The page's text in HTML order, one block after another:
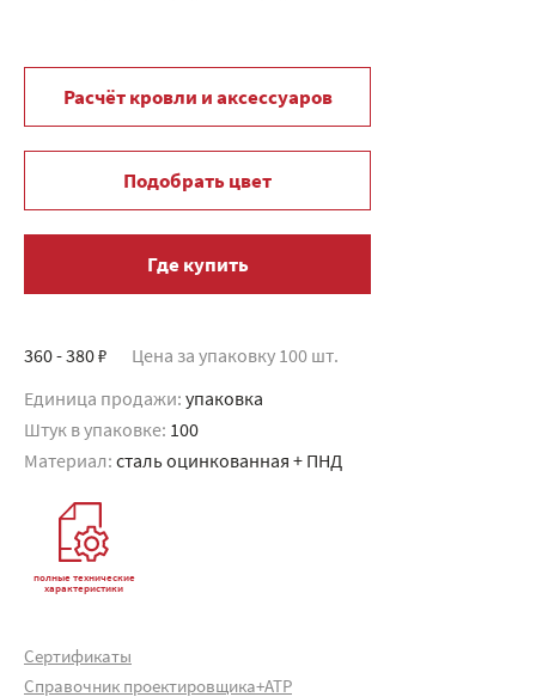
Расчёт кровли и аксессуаров
Подобрать цвет
Где купить
360 - 380 ₽ Цена за упаковку 100 шт.
Единица продажи: упаковка
Штук в упаковке: 100
Материал: сталь оцинкованная + ПНД
полные технические
характеристики
Сертификаты
Справочник проектировщика+АТР